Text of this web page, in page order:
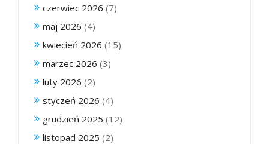
czerwiec 2026 (7)
maj 2026 (4)
kwiecień 2026 (15)
marzec 2026 (3)
luty 2026 (2)
styczeń 2026 (4)
grudzień 2025 (12)
listopad 2025 (2)